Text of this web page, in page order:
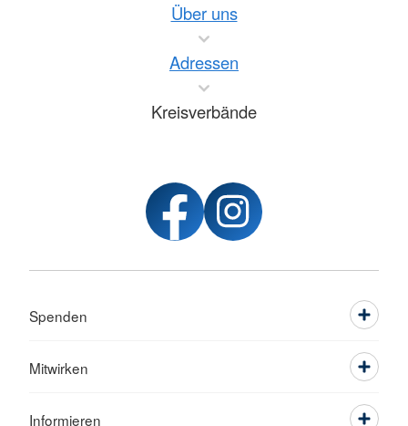
Über uns
Adressen
Kreisverbände
Spenden
Mitwirken
Informieren